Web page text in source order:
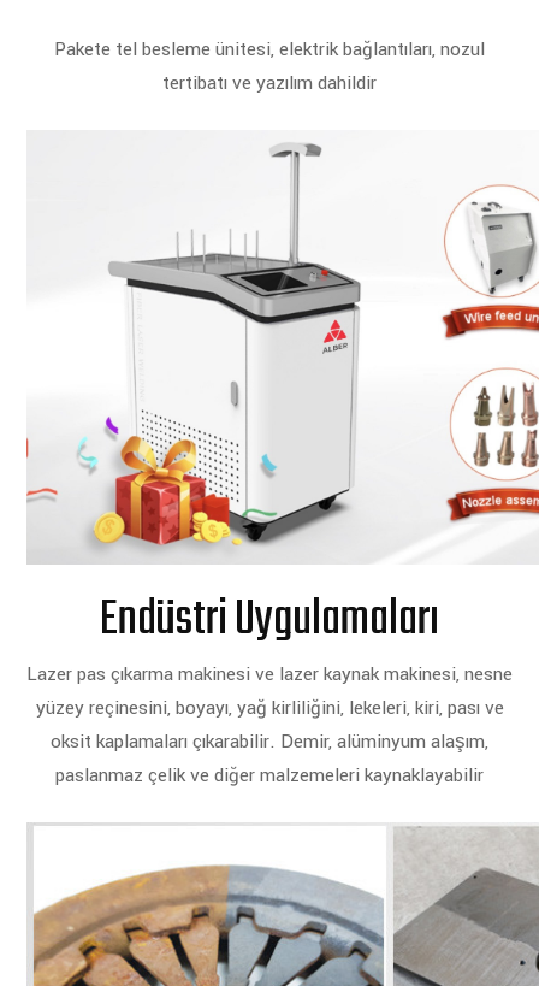
Pakete tel besleme ünitesi, elektrik bağlantıları, nozul
tertibatı ve yazılım dahildir
Endüstri Uygulamaları
Lazer pas çıkarma makinesi ve lazer kaynak makinesi, nesne
yüzey reçinesini, boyayı, yağ kirliliğini, lekeleri, kiri, pası ve
oksit kaplamaları çıkarabilir. Demir, alüminyum alaşım,
paslanmaz çelik ve diğer malzemeleri kaynaklayabilir